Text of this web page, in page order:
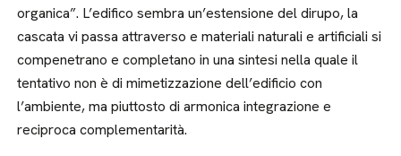
organica”. L’edifico sembra un’estensione del dirupo, la
cascata vi passa attraverso e materiali naturali e artificiali si
compenetrano e completano in una sintesi nella quale il
tentativo non è di mimetizzazione dell’edificio con
l’ambiente, ma piuttosto di armonica integrazione e
reciproca complementarità.